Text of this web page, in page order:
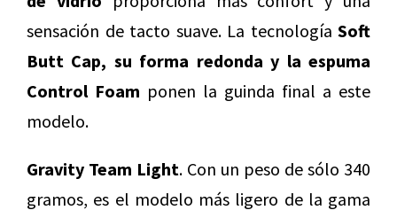
sensación de tacto suave. La tecnología Soft
Butt Cap, su forma redonda y la espuma
Control Foam ponen la guinda final a este
modelo.
Gravity Team Light. Con un peso de sólo 340
gramos, es el modelo más ligero de la gama